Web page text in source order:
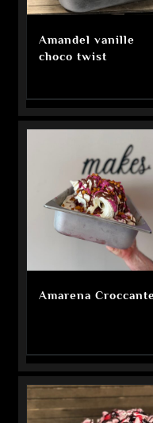
Amandel vanille
choco twist
Amarena